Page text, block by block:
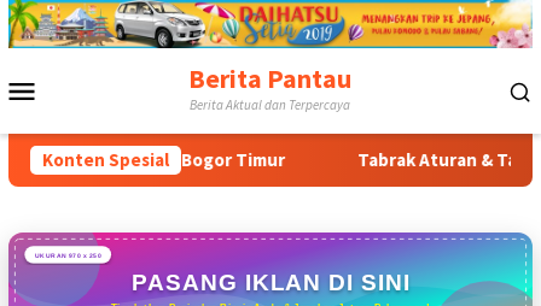
Loncat
ke
Berita Pantau
Berita Aktual dan Terpercaya
Konten Spesial
Bogor Timur Tabrak Aturan & Tantang Satpol
UKURAN 970 x 250
PASANG IKLAN DI SINI